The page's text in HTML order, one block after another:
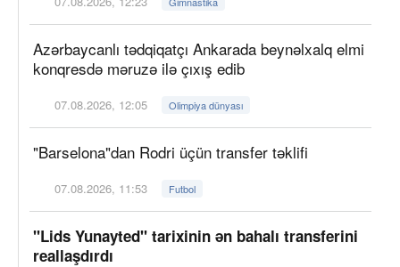
Azərbaycanlı tədqiqatçı Ankarada beynəlxalq elmi
konqresdə məruzə ilə çıxış edib
07.08.2026, 12:05 Olimpiya dünyası
"Barselona"dan Rodri üçün transfer təklifi
07.08.2026, 11:53 Futbol
"Lids Yunayted" tarixinin ən bahalı transferini
reallaşdırdı